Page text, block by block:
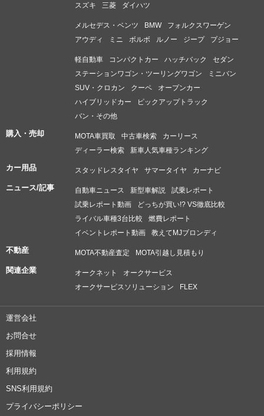
スズキ
三菱 ダイハツ
メルセデス・ベンツ BMW
フォルクスワーゲン
アウディ
ミニ ボルボ ルノー ジープ プジョー
軽自動車 コンパクトカー ハッチバック
セダン
ステーションワゴン・ツーリングワゴン
ミニバン
SUV・クロカン
クーペ
オープンカー
ハイブリッドカー
ピックアップトラック
バン・その他
購入・売却 MOTA車買取 中古車検索
カーリース
ディーラー検索
新車人気車種ランキング
カー用品 スタッドレスタイヤ サマータイヤ カーナビ
ニュース/記事 自動車ニュース 新型車解説
試乗レポート
試乗レポート動画
どっちが買い!? VS徹底比較
ライバル車種3台比較
燃費レポート
イベントレポート動画
教えてMJブロンディ
不動産 MOTA不動産査定 MOTA引越し見積もり
関連企業 オークネット
オークサービス
オークサービスソリューション
FLEX
運営会社
お問合せ
採用情報
利用規約
SNS利用規約
プライバシーポリシー